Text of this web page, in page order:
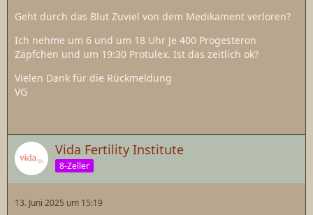
Geht durch das Blut Zuviel von dem Medikament verloren?
Ich nehme um 6 und um 18 Uhr Je 400 Progesteron
Zäpfchen und um 19:30 Protulex. Ist das zeitlich ok?
Vielen Dank für die Rückmeldung
VG
Vida Fertility Institute
8-Zeller
13. Juni 2025 um 15:19